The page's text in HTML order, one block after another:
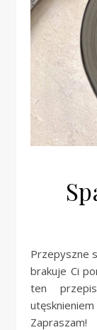
Przepyszne spaghetti z dynią, które pokochasz! Jeśli
brakuje Ci
ten
utęsknieniem
Zapraszam!